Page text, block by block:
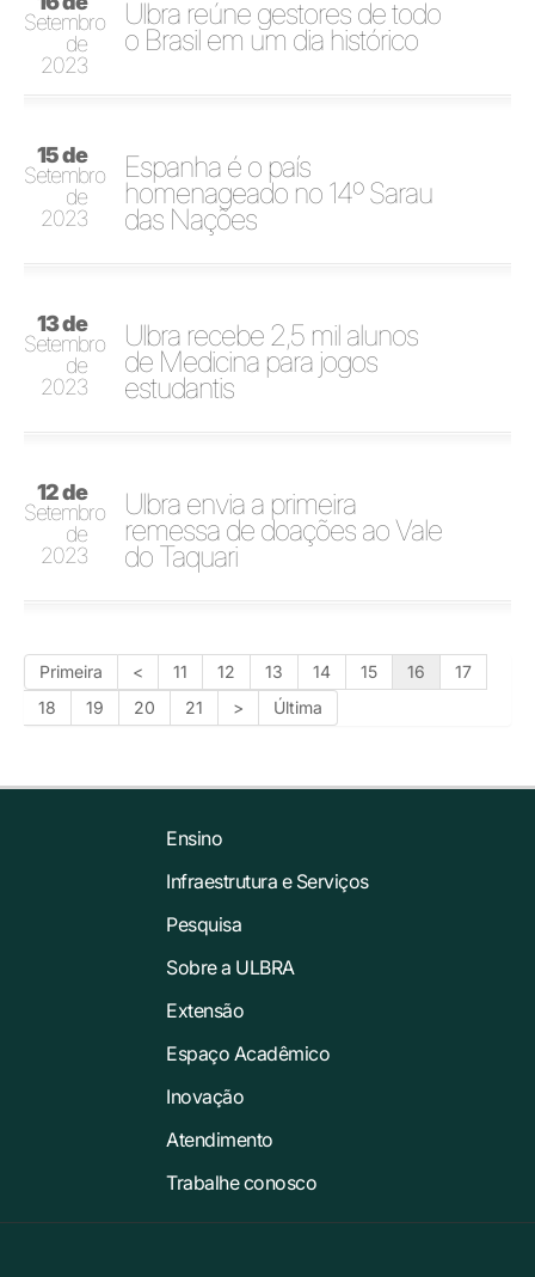
Setembro
de
2023
Ulbra reúne gestores de todo
o Brasil em um dia histórico
15 de
Setembro
de
2023
Espanha é o país
homenageado no 14º Sarau
das Nações
13 de
Setembro
de
2023
Ulbra recebe 2,5 mil alunos
de Medicina para jogos
estudantis
12 de
Setembro
de
2023
Ulbra envia a primeira
remessa de doações ao Vale
do Taquari
Primeira < 11 12 13 14 15 16
17
18
19 20 21 > Última
Ensino
Infraestrutura e Serviços
Pesquisa
Sobre a ULBRA
Extensão
Espaço Acadêmico
Inovação
Atendimento
Trabalhe conosco